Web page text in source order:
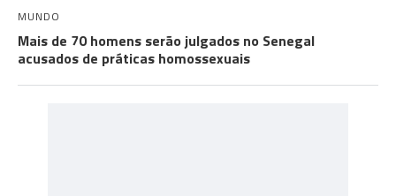
MUNDO
Mais de 70 homens serão julgados no Senegal
acusados de práticas homossexuais